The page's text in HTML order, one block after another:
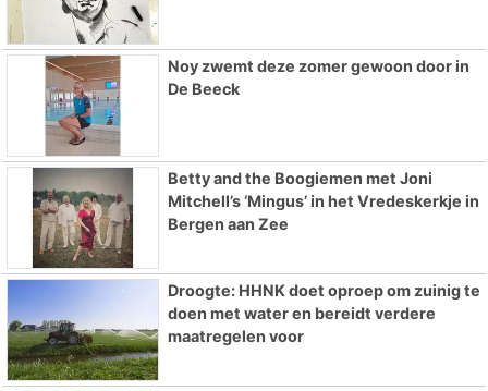
Noy zwemt deze zomer gewoon door in
De Beeck
Betty and the Boogiemen met Joni
Mitchell’s ‘Mingus’ in het Vredeskerkje in
Bergen aan Zee
Droogte: HHNK doet oproep om zuinig te
doen met water en bereidt verdere
maatregelen voor